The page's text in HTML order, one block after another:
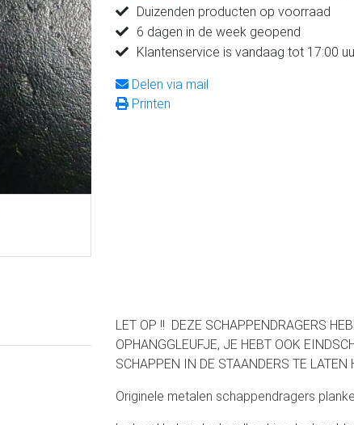
Duizenden producten op voorraad
6 dagen in de week geopend
Klantenservice is vandaag tot 17:00
Delen via mail
Printen
LET OP !! DEZE SCHAPPENDRAGERS
OPHANGGLEUFJE, JE HEBT OOK
SCHAPPEN IN DE STAANDERS TE LATEN
Originele metalen schappendragers